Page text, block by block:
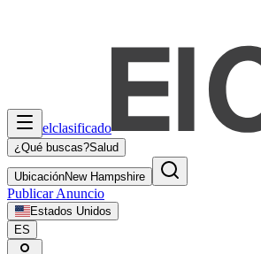
elclasificado
¿Qué buscas?Salud
UbicaciónNew Hampshire
Publicar Anuncio
Estados Unidos
ES